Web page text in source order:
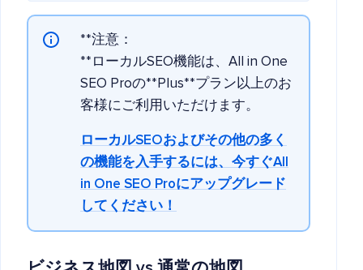
**注意：
**ローカルSEO機能は、All in One
SEO Proの**Plus**プラン以上のお
客様にご利用いただけます。
ローカルSEOおよびその他の多く
の機能を入手するには、今すぐAll
in One SEO Proにアップグレード
してください！